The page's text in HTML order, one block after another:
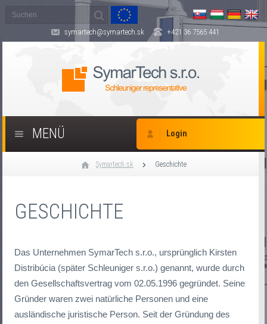
symartech@symartech.sk +421 36 7565 441
Login
MENÜ
Symartech.sk Geschichte
GESCHICHTE
Das Unternehmen SymarTech s.r.o., ursprünglich Kirsten
Distribúcia (später Schleuniger s.r.o.) genannt, wurde durch
den Gesellschaftsvertrag vom 02.05.1996 gegründet. Seine
Gründer waren zwei natürliche Personen und eine
ausländische juristische Person. Seit der Gründung des